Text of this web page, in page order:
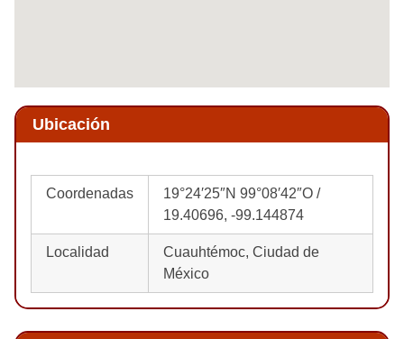
Ubicación
Coordenadas
19°24′25″N 99°08′42″O /
19.40696, -99.144874
Localidad
Cuauhtémoc, Ciudad de
México